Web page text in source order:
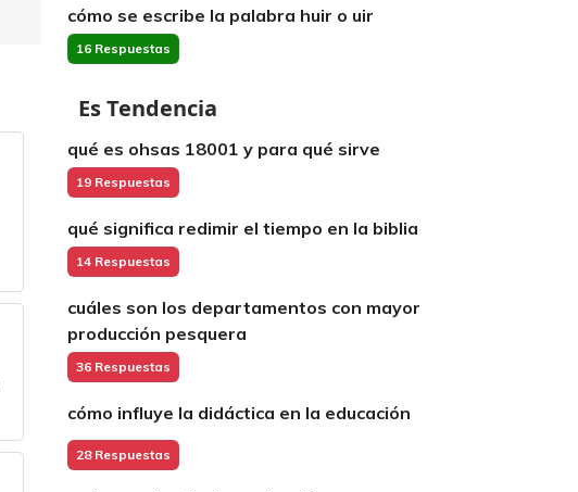
cómo se escribe la palabra huir o uir
16 Respuestas
Es Tendencia
qué es ohsas 18001 y para qué sirve
19 Respuestas
qué significa redimir el tiempo en la biblia
14 Respuestas
cuáles son los departamentos con mayor
producción pesquera
36 Respuestas
cómo influye la didáctica en la educación
28 Respuestas